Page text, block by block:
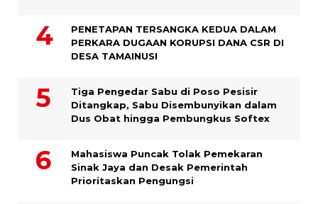
PENETAPAN TERSANGKA KEDUA DALAM
PERKARA DUGAAN KORUPSI DANA CSR DI
DESA TAMAINUSI
Tiga Pengedar Sabu di Poso Pesisir
Ditangkap, Sabu Disembunyikan dalam
Dus Obat hingga Pembungkus Softex
Mahasiswa Puncak Tolak Pemekaran
Sinak Jaya dan Desak Pemerintah
Prioritaskan Pengungsi